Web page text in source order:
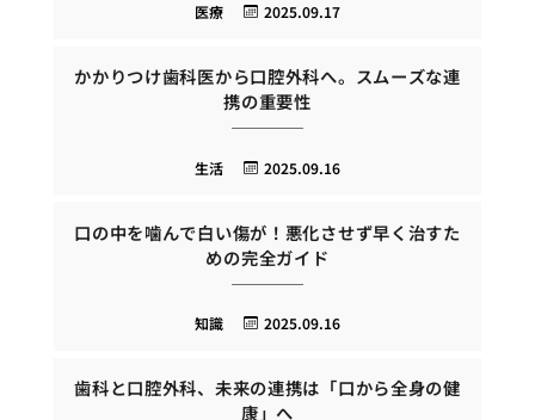
2025.09.17
医療
かかりつけ歯科医から口腔外科へ。スムーズな連
携の重要性
2025.09.16
生活
口の中を噛んで白い傷が！悪化させず早く治すた
めの完全ガイド
2025.09.16
知識
歯科と口腔外科、未来の連携は「口から全身の健
康」へ